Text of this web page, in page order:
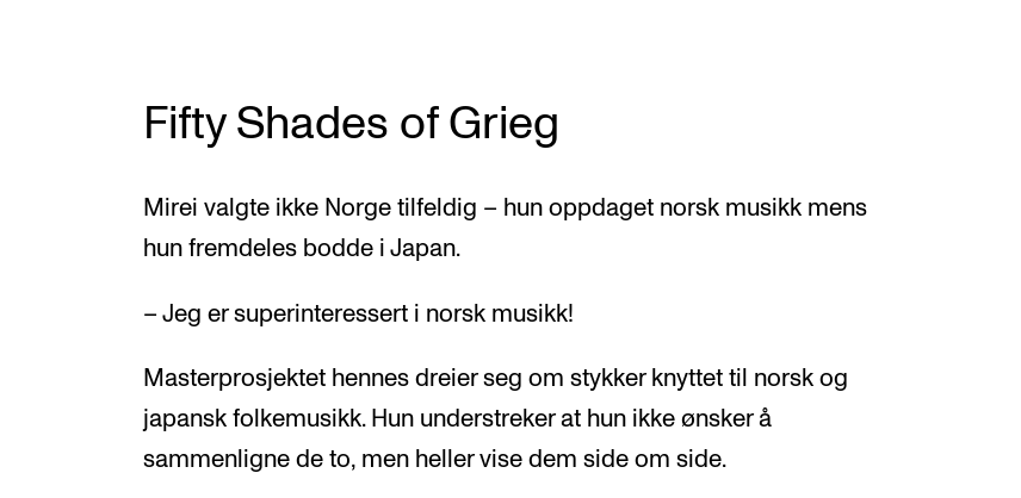
Fifty Shades of Grieg
Mirei valgte ikke Norge tilfeldig – hun oppdaget norsk musikk mens
hun fremdeles bodde i Japan.
– Jeg er superinteressert i norsk musikk!
Masterprosjektet hennes dreier seg om stykker knyttet til norsk og
japansk folkemusikk. Hun understreker at hun ikke ønsker å
sammenligne de to, men heller vise dem side om side.